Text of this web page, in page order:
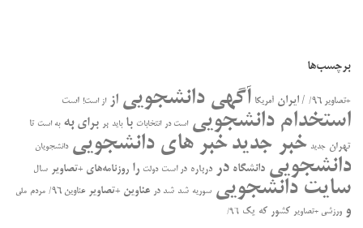
برچسب‌ها
+تصاویر ۹۶/ / ایران آمریکا آگهی دانشجویی از از است! است
استخدام دانشجویی است در انتخابات با باید بر برای به به است تا
تهران جدید خبر جدیدخبر های دانشجویی دانشجویان
دانشجویی دانشگاه در درباره در ﺍﺳﺖ دولت را روزنامه‌های +تصاویر سال
سایت دانشجویی سوریه شد شد در عناوین +تصاویر عناوین ۹۶/ مردم ملی
ورزشی +تصاویر کشور که یک ۹۶/